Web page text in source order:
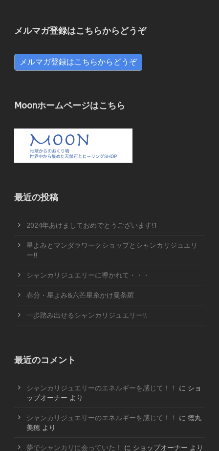
メルマガ登録はこちらからどうぞ
メルマガ登録はこちらからどうぞ
Moonホームページはこちら
最近の投稿
2024年あけましておめでとうございます!1
星よみとマンダラワークショップとシャンカリジュエリ
ー!!
シャンカリジュエリーに導かれて・・・
春分・星よみ&六芒星糸かけ曼荼羅
一歩踏み出せるシャンカリジュエリー!!
最近のコメント
シャンカリジュエリーのエネルギーを感じて！！ に ショ
ップオーナー より
シャンカリジュエリーのエネルギーを感じて！！ に 徳丸
美穂 より
夢でシャンカリに会っていた！ に ショップオーナー より